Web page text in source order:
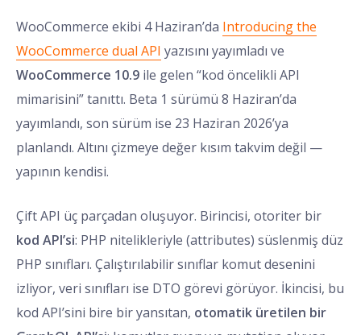
WooCommerce ekibi 4 Haziran’da Introducing the
WooCommerce dual API yazısını yayımladı ve
WooCommerce 10.9 ile gelen “kod öncelikli API
mimarisini” tanıttı. Beta 1 sürümü 8 Haziran’da
yayımlandı, son sürüm ise 23 Haziran 2026’ya
planlandı. Altını çizmeye değer kısım takvim değil —
yapının kendisi.
Çift API üç parçadan oluşuyor. Birincisi, otoriter bir
kod API’si: PHP nitelikleriyle (attributes) süslenmiş düz
PHP sınıfları. Çalıştırılabilir sınıflar komut desenini
izliyor, veri sınıfları ise DTO görevi görüyor. İkincisi, bu
kod API’sini bire bir yansıtan, otomatik üretilen bir